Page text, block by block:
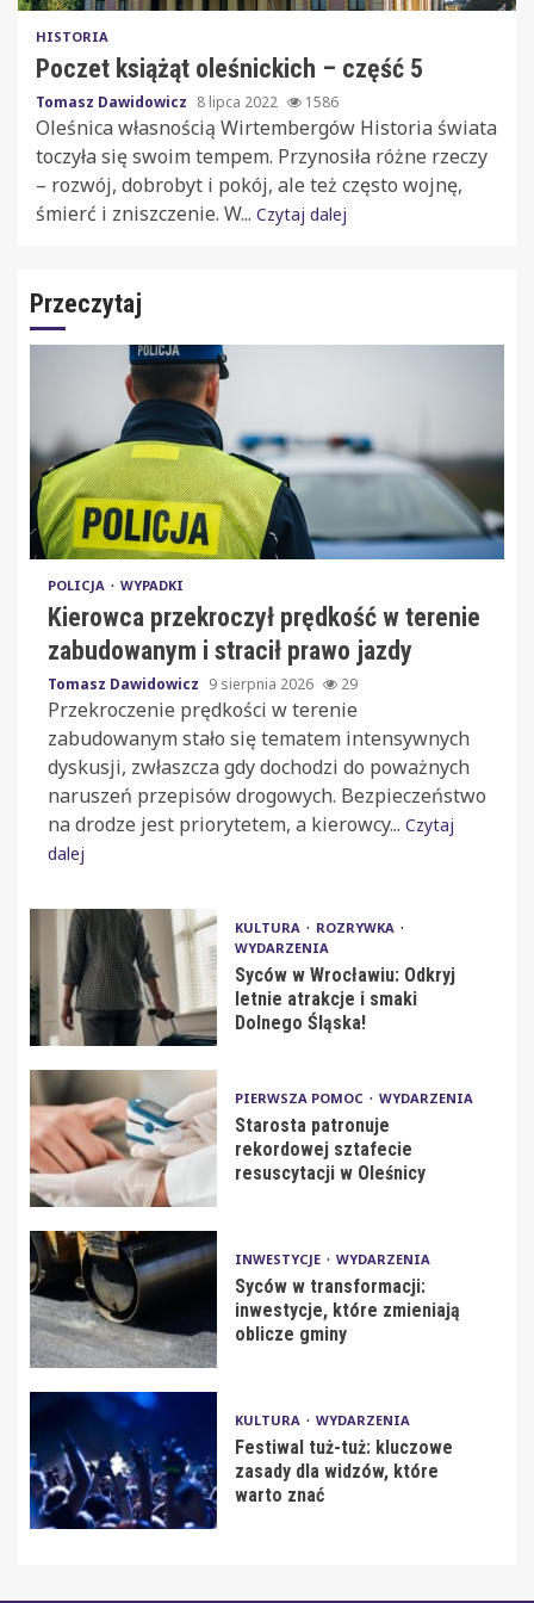
HISTORIA
Poczet książąt oleśnickich – część 5
Tomasz Dawidowicz 8 lipca 2022 1586
Oleśnica własnością Wirtembergów Historia świata
toczyła się swoim tempem. Przynosiła różne rzeczy
– rozwój, dobrobyt i pokój, ale też często wojnę,
śmierć i zniszczenie. W... Czytaj dalej
Przeczytaj
POLICJA WYPADKI
Kierowca przekroczył prędkość w terenie
zabudowanym i stracił prawo jazdy
Tomasz Dawidowicz 9 sierpnia 2026 29
Przekroczenie prędkości w terenie
zabudowanym stało się tematem intensywnych
dyskusji, zwłaszcza gdy dochodzi do poważnych
naruszeń przepisów drogowych. Bezpieczeństwo
na drodze jest priorytetem, a kierowcy... Czytaj
dalej
KULTURA
ROZRYWKA
WYDARZENIA
Syców w Wrocławiu: Odkryj
letnie atrakcje i smaki
Dolnego Śląska!
PIERWSZA POMOC WYDARZENIA
Starosta patronuje
rekordowej sztafecie
resuscytacji w Oleśnicy
INWESTYCJE WYDARZENIA
Syców w transformacji:
inwestycje, które zmieniają
oblicze gminy
KULTURA WYDARZENIA
Festiwal tuż-tuż: kluczowe
zasady dla widzów, które
warto znać